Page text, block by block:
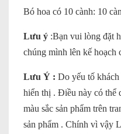
Bó hoa có 10 cành: 10
Lưu ý :Bạn vui lòng đặt
chúng mình lên kế hoạch
Lưu Ý : Do yếu tố
hiển thị . Điều này có thể
màu sắc sản phẩm trên
sản phẩm . Chính vì vậy